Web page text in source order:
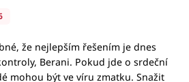
že nejlepším řešením je dnes
Berani. Pokud jde o srdeční
mohou být ve víru zmatku. Snažit